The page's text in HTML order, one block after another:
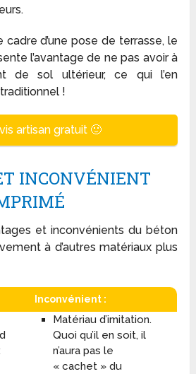
d’une pose de terrasse, le
l’avantage de ne pas avoir à
de sol ultérieur, ce qui l’en
!
artisan gratuit 🙂
INCONVÉNIENT
et inconvénients du béton
à d’autres matériaux plus
Inconvénient :
Matériau d’imitation.
Quoi qu’il en soit, il
n’aura pas le
« cachet » du